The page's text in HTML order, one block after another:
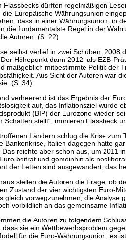
Flassbecks dürften regelmäßigen
die Europäische Währungsunion
dass in einer Währungsunion, in
die fundamentalste Regel in der
Autoren. (S. 22)
selbst verlief in zwei Schüben.
Höhepunkt dann 2012, als EZB-
maßgeblich mitbestimmte Politik der
Aus Sicht der Autoren war
(S. 34)
verheerend ist das Ergebnis der
auf, das Inflationsziel wurde
(BIP) der Eurozone wieder
Schatten stellt“, monieren Flassbeck
Ländern schlug die Krise zum
Bankenkrise, Italien dagegen hatte
Das reichte aber schon aus, um 2011
beitrat und gemeinhin als
der Letten sind ausgewandert, das
stellen die Autoren die Frage, ob
Zustand der vier wichtigsten Euro-
gleich vorwegzunehmen, die Analyse
vorbildlich an das gemeinsame
die Autoren zu folgendem
dass sie ein Wettbewerbsproblem
für die Euro-Währungsunion, es